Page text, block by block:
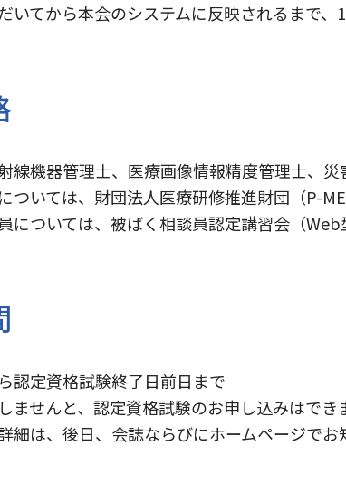
てから本会のシステムに反映されるまで、
線機器管理士、医療画像情報精度管理士、
ついては、財団法人医療研修推進財団（P-
については、被ばく相談員認定講習会（Web
認定資格試験終了日前日まで
ませんと、認定資格試験のお申し込みはでき
は、後日、会誌ならびにホームページでお